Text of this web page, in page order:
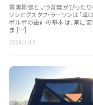
質実剛健という言葉がぴったり
ソンとグスタフ・ラーソンは「車
ボルボの設計の基本は、常に
ま […]
2024/4/16